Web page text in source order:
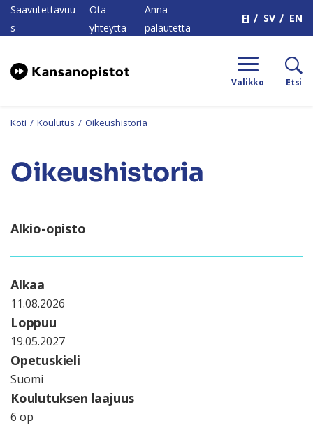
Saavutettavuu
s
Ota
yhteyttä
Anna
palautetta
FI SV EN
Valikko Etsi
Koti / Koulutus / Oikeushistoria
Oikeushistoria
Alkio-opisto
Alkaa
11.08.2026
Loppuu
19.05.2027
Opetuskieli
Suomi
Koulutuksen laajuus
6 op